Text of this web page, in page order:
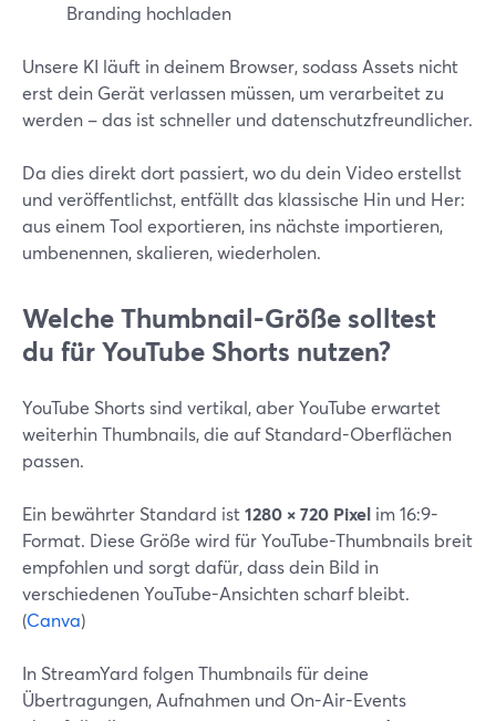
Branding hochladen
Unsere KI läuft in deinem Browser, sodass Assets nicht
erst dein Gerät verlassen müssen, um verarbeitet zu
werden – das ist schneller und datenschutzfreundlicher.
Da dies direkt dort passiert, wo du dein Video erstellst
und veröffentlichst, entfällt das klassische Hin und Her:
aus einem Tool exportieren, ins nächste importieren,
umbenennen, skalieren, wiederholen.
Welche Thumbnail-Größe solltest
du für YouTube Shorts nutzen?
YouTube Shorts sind vertikal, aber YouTube erwartet
weiterhin Thumbnails, die auf Standard-Oberflächen
passen.
Ein bewährter Standard ist1280 × 720 Pixel im 16:9-
Format. Diese Größe wird für YouTube-Thumbnails breit
empfohlen und sorgt dafür, dass dein Bild in
verschiedenen YouTube-Ansichten scharf bleibt.
(Canva)
In StreamYard folgen Thumbnails für deine
Übertragungen, Aufnahmen und On-Air-Events